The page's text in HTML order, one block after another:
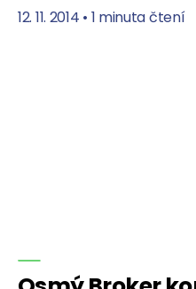
12. 11. 2014 • 1 minuta čtení